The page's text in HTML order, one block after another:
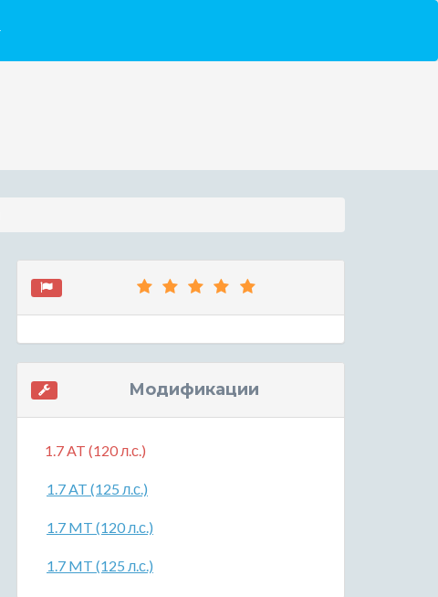
Модификации
1.7 AT (120 л.с.)
1.7 AT (125 л.с.)
1.7 MT (120 л.с.)
1.7 MT (125 л.с.)